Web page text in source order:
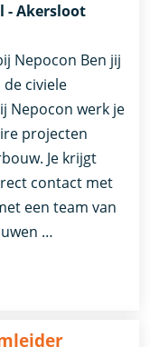
- Akersloot
Nepocon Ben jij
civiele
Nepocon werk je
projecten
Je krijgt
contact met
een team van
…